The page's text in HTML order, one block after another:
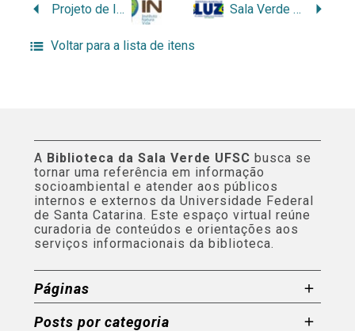
Projeto de Implantação de uma Central de Capacitação de Recicladores de Resíduos Eletroeletrônicos (REEE Ś) Sala Verde “Pau-terra”
Voltar para a lista de itens
A Biblioteca da Sala Verde UFSC busca se
tornar uma referência em informação
socioambiental e atender aos públicos
internos e externos da Universidade Federal
de Santa Catarina. Este espaço virtual reúne
curadoria de conteúdos e orientações aos
serviços informacionais da biblioteca.
Páginas
Posts por categoria